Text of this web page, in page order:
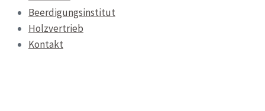
Beerdigungsinstitut
Holzvertrieb
Kontakt